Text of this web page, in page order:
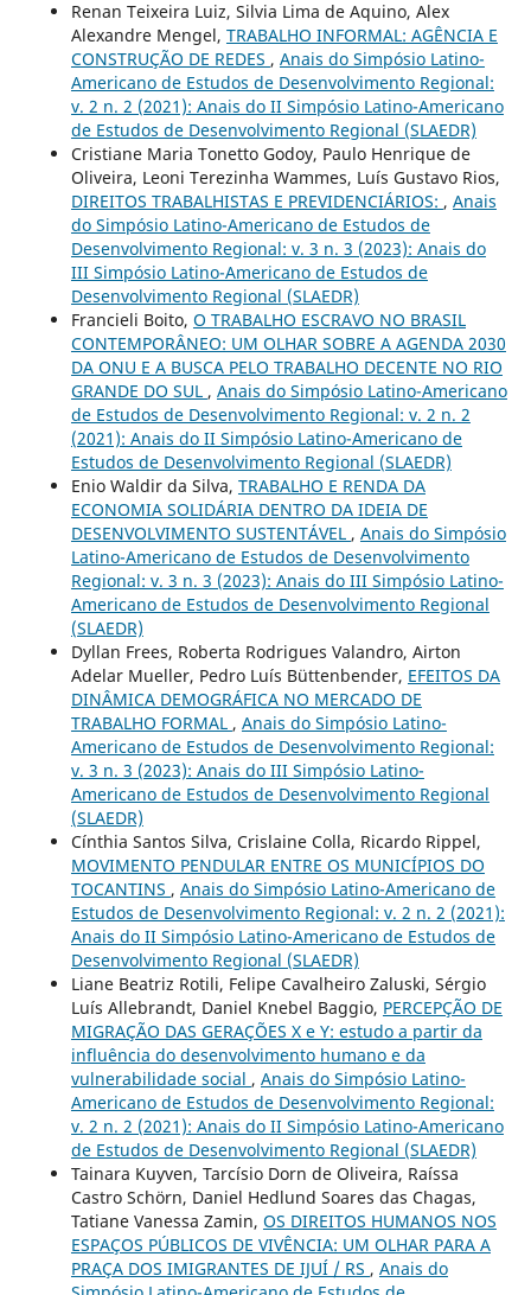
Renan Teixeira Luiz, Silvia Lima de Aquino, Alex
Alexandre Mengel, TRABALHO INFORMAL: AGÊNCIA E
CONSTRUÇÃO DE REDES , Anais do Simpósio Latino-
Americano de Estudos de Desenvolvimento Regional:
v. 2 n. 2 (2021): Anais do II Simpósio Latino-Americano
de Estudos de Desenvolvimento Regional (SLAEDR)
Cristiane Maria Tonetto Godoy, Paulo Henrique de
Oliveira, Leoni Terezinha Wammes, Luís Gustavo Rios,
DIREITOS TRABALHISTAS E PREVIDENCIÁRIOS: , Anais
do Simpósio Latino-Americano de Estudos de
Desenvolvimento Regional: v. 3 n. 3 (2023): Anais do
III Simpósio Latino-Americano de Estudos de
Desenvolvimento Regional (SLAEDR)
Francieli Boito, O TRABALHO ESCRAVO NO BRASIL
CONTEMPORÂNEO: UM OLHAR SOBRE A AGENDA 2030
DA ONU E A BUSCA PELO TRABALHO DECENTE NO RIO
GRANDE DO SUL , Anais do Simpósio Latino-Americano
de Estudos de Desenvolvimento Regional: v. 2 n. 2
(2021): Anais do II Simpósio Latino-Americano de
Estudos de Desenvolvimento Regional (SLAEDR)
Enio Waldir da Silva, TRABALHO E RENDA DA
ECONOMIA SOLIDÁRIA DENTRO DA IDEIA DE
DESENVOLVIMENTO SUSTENTÁVEL , Anais do Simpósio
Latino-Americano de Estudos de Desenvolvimento
Regional: v. 3 n. 3 (2023): Anais do III Simpósio Latino-
Americano de Estudos de Desenvolvimento Regional
(SLAEDR)
Dyllan Frees, Roberta Rodrigues Valandro, Airton
Adelar Mueller, Pedro Luís Büttenbender, EFEITOS DA
DINÂMICA DEMOGRÁFICA NO MERCADO DE
TRABALHO FORMAL , Anais do Simpósio Latino-
Americano de Estudos de Desenvolvimento Regional:
v. 3 n. 3 (2023): Anais do III Simpósio Latino-
Americano de Estudos de Desenvolvimento Regional
(SLAEDR)
Cínthia Santos Silva, Crislaine Colla, Ricardo Rippel,
MOVIMENTO PENDULAR ENTRE OS MUNICÍPIOS DO
TOCANTINS , Anais do Simpósio Latino-Americano de
Estudos de Desenvolvimento Regional: v. 2 n. 2 (2021):
Anais do II Simpósio Latino-Americano de Estudos de
Desenvolvimento Regional (SLAEDR)
Liane Beatriz Rotili, Felipe Cavalheiro Zaluski, Sérgio
Luís Allebrandt, Daniel Knebel Baggio, PERCEPÇÃO DE
MIGRAÇÃO DAS GERAÇÕES X e Y: estudo a partir da
influência do desenvolvimento humano e da
vulnerabilidade social , Anais do Simpósio Latino-
Americano de Estudos de Desenvolvimento Regional:
v. 2 n. 2 (2021): Anais do II Simpósio Latino-Americano
de Estudos de Desenvolvimento Regional (SLAEDR)
Tainara Kuyven, Tarcísio Dorn de Oliveira, Raíssa
Castro Schörn, Daniel Hedlund Soares das Chagas,
Tatiane Vanessa Zamin, OS DIREITOS HUMANOS NOS
ESPAÇOS PÚBLICOS DE VIVÊNCIA: UM OLHAR PARA A
PRAÇA DOS IMIGRANTES DE IJUÍ / RS , Anais do